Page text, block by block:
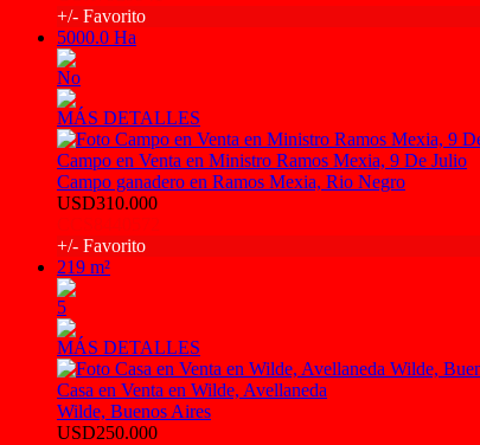
+/- Favorito
5000.0 Ha
No
MÁS DETALLES
Campo en Venta en Ministro Ramos Mexia, 9 De Julio
Campo ganadero en Ramos Mexia, Rio Negro
USD310.000
+/- Favorito
219 m²
5
MÁS DETALLES
Casa en Venta en Wilde, Avellaneda
Wilde, Buenos Aires
USD250.000